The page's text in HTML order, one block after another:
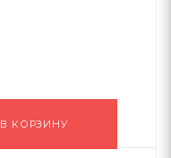
В КОРЗИНУ